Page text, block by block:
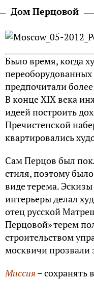
Дом Перцовой
Было время, когда
предпочитали
В конце XIX века
идеей построить
Пречистенской
квартировались
Сам Перцов был
стиля, поэтому
виде терема.
интерьеры делал
отец русской
Перцовой» терем
строительством
москвичи прозвали
Миссия – сохранять